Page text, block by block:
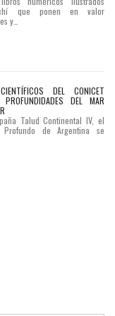
que ponen en valor
y…
DEL CONICET
DEL MAR
Talud Continental IV, el
de Argentina se